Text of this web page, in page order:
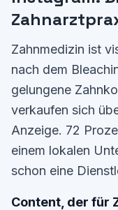
Zahnmedizin ist
nach dem
gelungene
verkaufen sich
Anzeige. 72
einem lokalen
schon eine
Content, der für